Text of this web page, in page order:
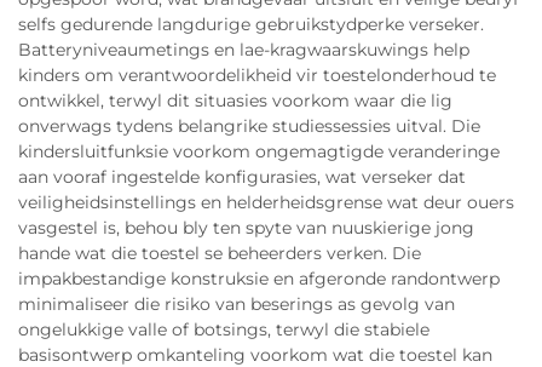
selfs gedurende langdurige gebruikstydperke verseker.
Batteryniveaumetings en lae-kragwaarskuwings help
kinders om verantwoordelikheid vir toestelonderhoud te
ontwikkel, terwyl dit situasies voorkom waar die lig
onverwags tydens belangrike studiessessies uitval. Die
kindersluitfunksie voorkom ongemagtigde veranderinge
aan vooraf ingestelde konfigurasies, wat verseker dat
veiligheidsinstellings en helderheidsgrense wat deur ouers
vasgestel is, behou bly ten spyte van nuuskierige jong
hande wat die toestel se beheerders verken. Die
impakbestandige konstruksie en afgeronde randontwerp
minimaliseer die risiko van beserings as gevolg van
ongelukkige valle of botsings, terwyl die stabiele
basisontwerp omkanteling voorkom wat die toestel kan